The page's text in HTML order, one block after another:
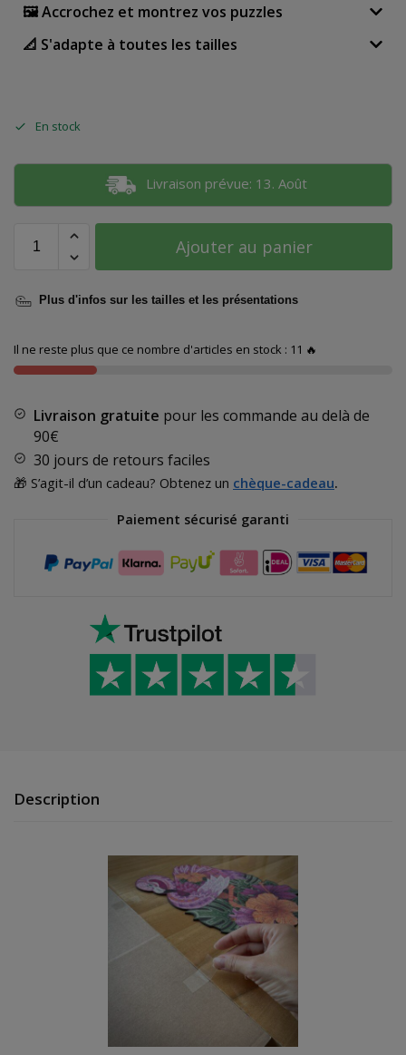
🖼 Accrochez et montrez vos puzzles
📐 S'adapte à toutes les tailles
En stock
Livraison prévue: 13. Août
Ajouter au panier
Plus d'infos sur les tailles et les présentations
Il ne reste plus que ce nombre d'articles en stock : 11 🔥
Livraison gratuite pour les commande au delà de
90€
30 jours de retours faciles
🎁 S’agit-il d’un cadeau? Obtenez un chèque-cadeau.
Paiement sécurisé garanti
Description